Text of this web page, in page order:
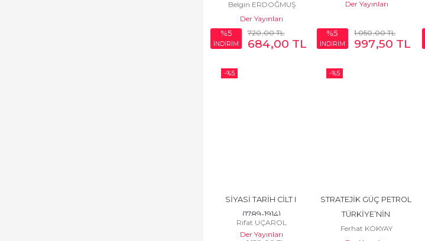
Belgin ERDOĞMUŞ
Der Yayınları
%5
İNDİRİM
720,00TL
684,00 TL
Der Yayınları
%5
İNDİRİM
1.050,00TL
997,50 TL
-%5
SİYASİ TARİH CİLT I
(1789-1914)
Rifat UÇAROL
Der Yayınları
-%5
STRATEJİK GÜÇ PETROL
TÜRKİYE’NİN
PETROPOLİTİĞİ
Ferhat KÖKYAY